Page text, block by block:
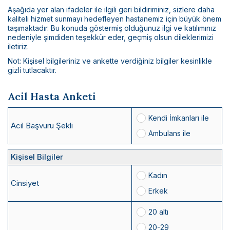
Sağlık Turizmi
Bilimsel Yayınlar
Haberler
Aşağıda yer alan ifadeler ile ilgili geri bildiriminiz, sizlere daha
kaliteli hizmet sunmayı hedefleyen hastanemiz için büyük önem
taşımaktadır. Bu konuda göstermiş olduğunuz ilgi ve katılımınız
nedeniyle şimdiden teşekkür eder, geçmiş olsun dileklerimizi
iletiriz.
Not: Kişisel bilgileriniz ve ankette verdiğiniz bilgiler kesinlikle
gizli tutlacaktır.
Acil Hasta Anketi
Acil Başvuru Şekli
Kendi İmkanları ile
Ambulans ile
Kişisel Bilgiler
Cinsiyet
Kadın
Erkek
20 altı
20-29